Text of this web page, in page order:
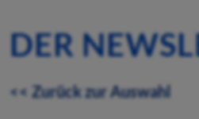
DER
<< Zurück zur Auswahl